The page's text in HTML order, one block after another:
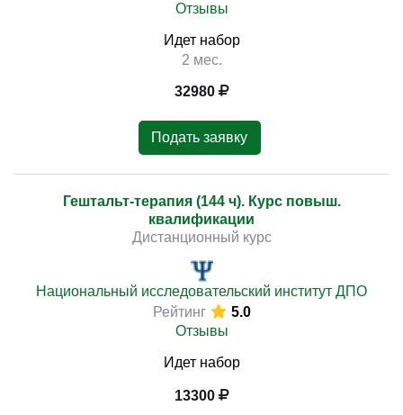
Отзывы
Идет набор
2 мес.
32980
Подать заявку
Гештальт-терапия (144 ч). Курс повыш.
квалификации
Дистанционный курс
Национальный исследовательский институт ДПО
Рейтинг
5.0
Отзывы
Идет набор
13300